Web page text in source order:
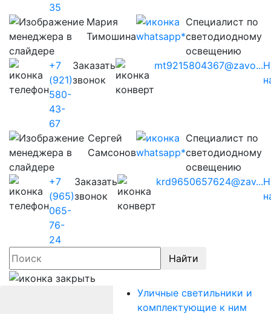
35
Мария
Тимошина
Cпециалист по
светодиодному
освещению
+7
(921)
580-
43-
67
Заказать
звонок
mt9215804367@zavo...
Сергей
Самсонов
Cпециалист по
светодиодному
освещению
+7
(965)
065-
76-
24
Заказать
звонок
krd9650657624@zav...
Найти
Уличные светильники и
комплектующие к ним